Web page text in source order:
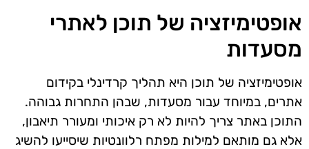
אופטימיזציה של תוכן לאתרי
מסעדות
אופטימיזציה של תוכן היא תהליך קרדינלי בקידום
אתרים, במיוחד עבור מסעדות, שבהן התחרות גבוהה.
התוכן באתר צריך להיות לא רק איכותי ומעורר תיאבון,
אלא גם מותאם למילות מפתח רלוונטיות שיסייעו להשיג